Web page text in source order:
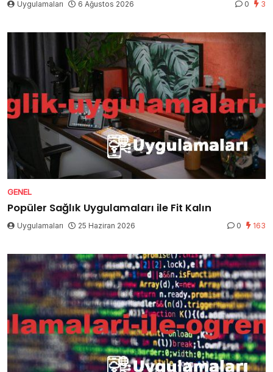
Uygulamaları 6 Ağustos 2026 0 3
GENEL
Popüler Sağlık Uygulamaları ile Fit Kalın
Uygulamaları 25 Haziran 2026 0 163